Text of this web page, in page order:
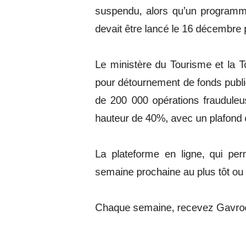
suspendu, alors qu’un
devait être lancé le 16 décembre
Le ministère du Tourisme et la
pour détournement de fonds
de 200 000 opérations
hauteur de 40%, avec un
La plateforme en ligne, qui
semaine prochaine au plus tôt
Chaque semaine, recevez